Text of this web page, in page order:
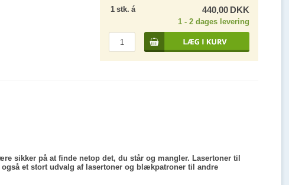
1 stk. á 440,00 DKK
1 - 2 dages levering
sikker på at finde netop det, du står og mangler. Lasertoner til
et stort udvalg af lasertoner og blækpatroner til andre